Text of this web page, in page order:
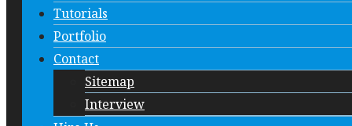
Tutorials
Portfolio
Contact
Sitemap
Interview